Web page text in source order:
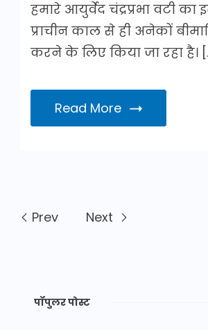
हमारे आयुर्वेद चंद्रप्रभा वटी का
प्राचीन काल से ही अनेकों
करने के लिए किया जा रहा है।
Read More
Prev Next
पॉपुलर पोस्ट